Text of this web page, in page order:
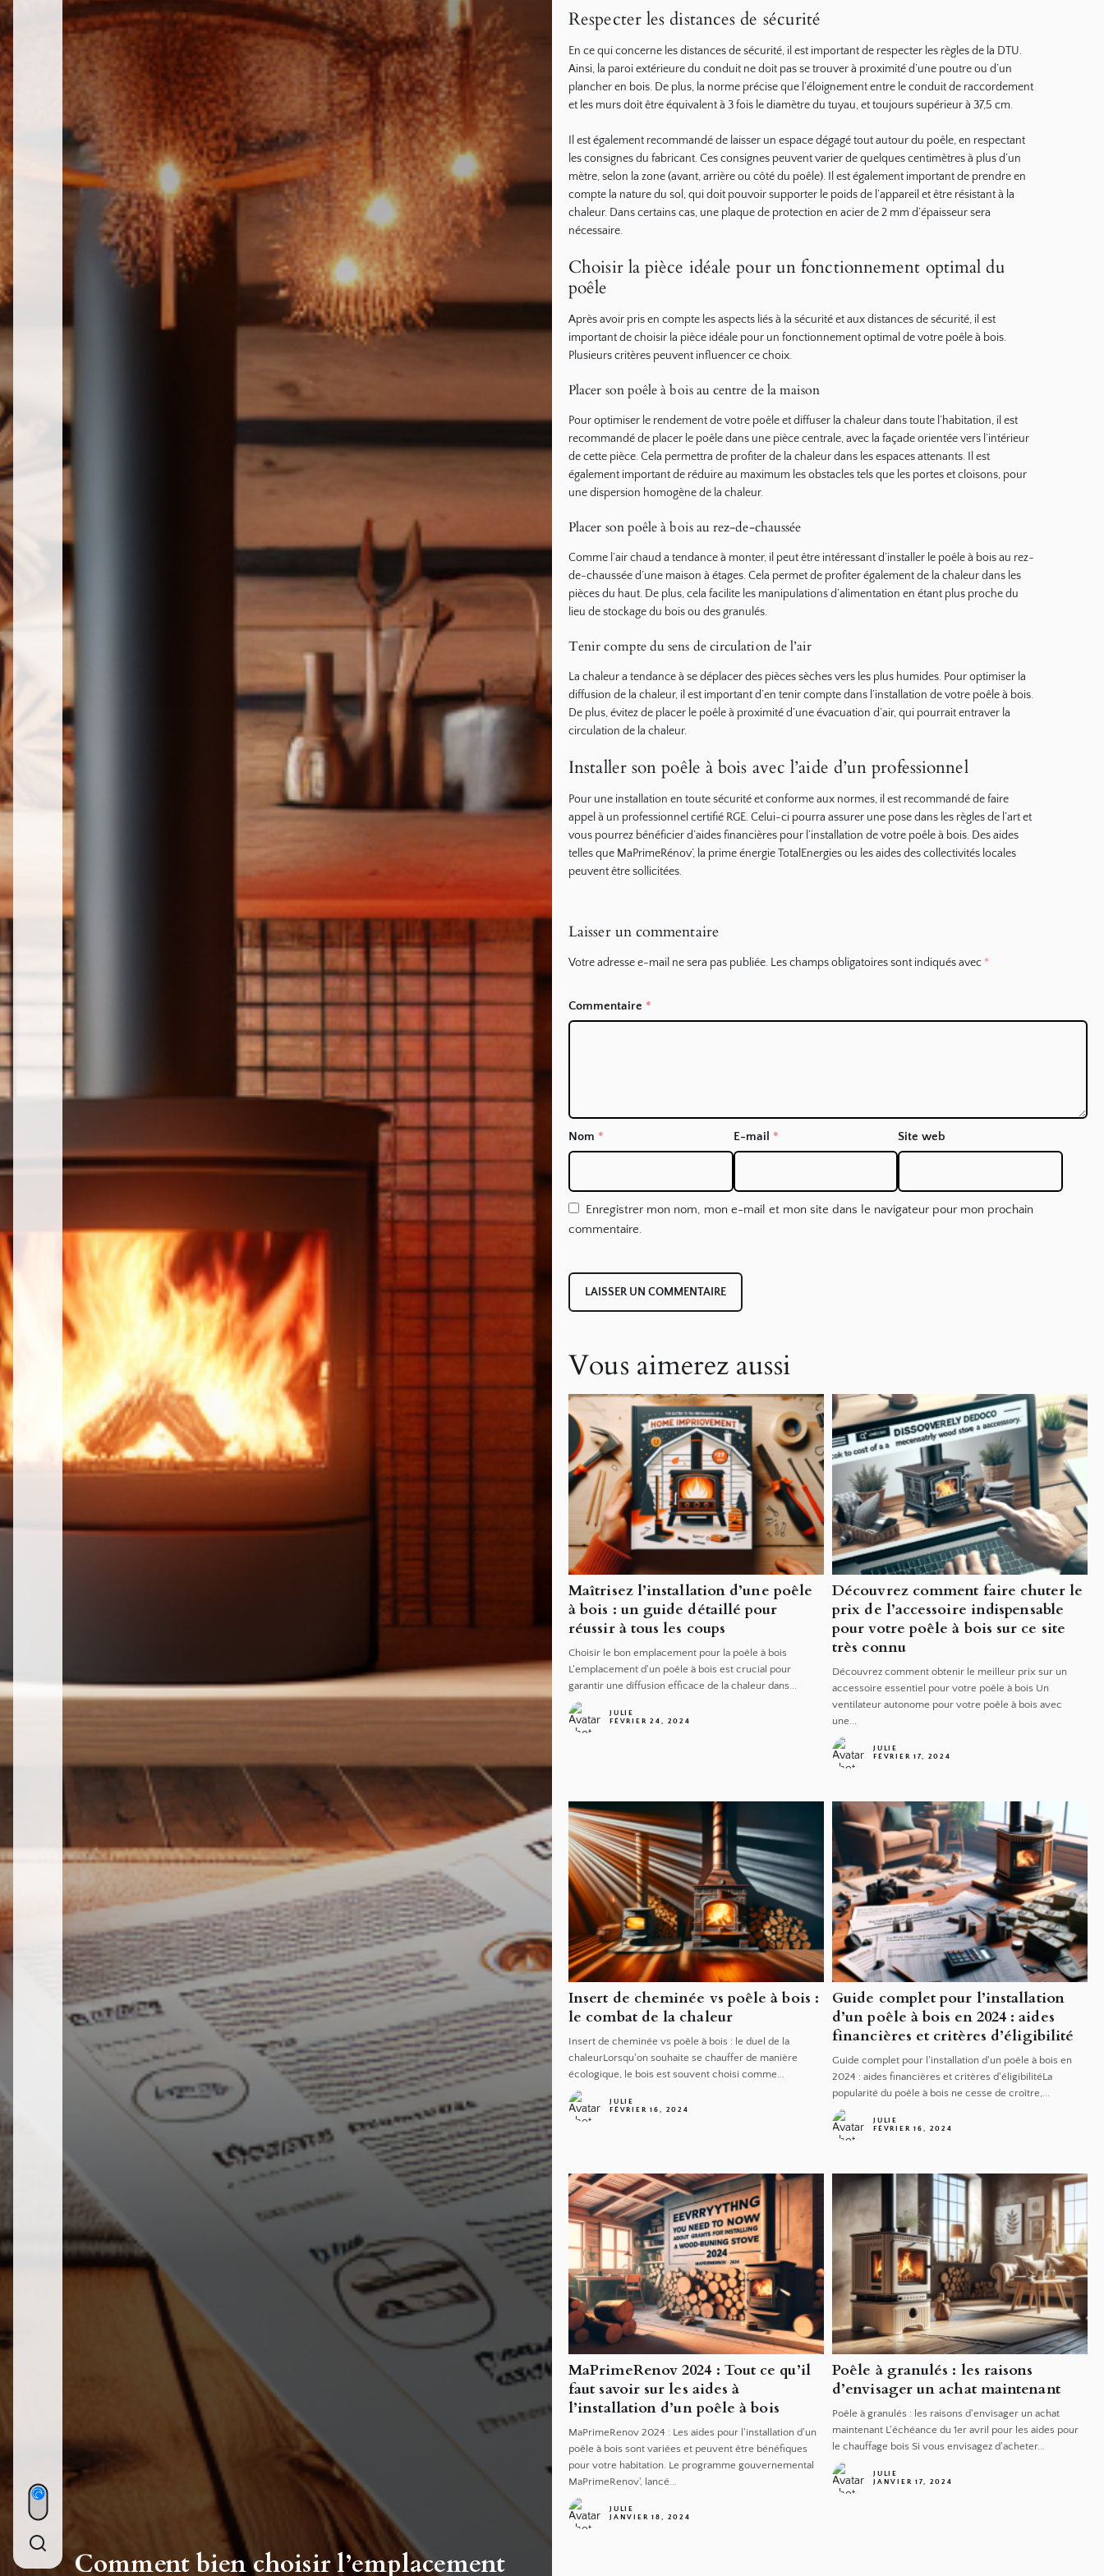
Comment bien choisir l’emplacement
Respecter les distances de sécurité
En ce qui concerne les distances de sécurité, il est important de respecter les règles de la DTU.
Ainsi, la paroi extérieure du conduit ne doit pas se trouver à proximité d’une poutre ou d’un
plancher en bois. De plus, la norme précise que l’éloignement entre le conduit de raccordement
et les murs doit être équivalent à 3 fois le diamètre du tuyau, et toujours supérieur à 37,5 cm.
Il est également recommandé de laisser un espace dégagé tout autour du poêle, en respectant
les consignes du fabricant. Ces consignes peuvent varier de quelques centimètres à plus d’un
mètre, selon la zone (avant, arrière ou côté du poêle). Il est également important de prendre en
compte la nature du sol, qui doit pouvoir supporter le poids de l’appareil et être résistant à la
chaleur. Dans certains cas, une plaque de protection en acier de 2 mm d’épaisseur sera
nécessaire.
Choisir la pièce idéale pour un fonctionnement optimal du
poêle
Après avoir pris en compte les aspects liés à la sécurité et aux distances de sécurité, il est
important de choisir la pièce idéale pour un fonctionnement optimal de votre poêle à bois.
Plusieurs critères peuvent influencer ce choix.
Placer son poêle à bois au centre de la maison
Pour optimiser le rendement de votre poêle et diffuser la chaleur dans toute l’habitation, il est
recommandé de placer le poêle dans une pièce centrale, avec la façade orientée vers l’intérieur
de cette pièce. Cela permettra de profiter de la chaleur dans les espaces attenants. Il est
également important de réduire au maximum les obstacles tels que les portes et cloisons, pour
une dispersion homogène de la chaleur.
Placer son poêle à bois au rez-de-chaussée
Comme l’air chaud a tendance à monter, il peut être intéressant d’installer le poêle à bois au rez-
de-chaussée d’une maison à étages. Cela permet de profiter également de la chaleur dans les
pièces du haut. De plus, cela facilite les manipulations d’alimentation en étant plus proche du
lieu de stockage du bois ou des granulés.
Tenir compte du sens de circulation de l’air
La chaleur a tendance à se déplacer des pièces sèches vers les plus humides. Pour optimiser la
diffusion de la chaleur, il est important d’en tenir compte dans l’installation de votre poêle à bois.
De plus, évitez de placer le poêle à proximité d’une évacuation d’air, qui pourrait entraver la
circulation de la chaleur.
Installer son poêle à bois avec l’aide d’un professionnel
Pour une installation en toute sécurité et conforme aux normes, il est recommandé de faire
appel à un professionnel certifié RGE. Celui-ci pourra assurer une pose dans les règles de l’art et
vous pourrez bénéficier d’aides financières pour l’installation de votre poêle à bois. Des aides
telles que MaPrimeRénov’, la prime énergie TotalEnergies ou les aides des collectivités locales
peuvent être sollicitées.
Laisser un commentaire
Votre adresse e-mail ne sera pas publiée. Les champs obligatoires sont indiqués avec *
Commentaire *
Nom * E-mail * Site web
Enregistrer mon nom, mon e-mail et mon site dans le navigateur pour mon prochain
commentaire.
Vous aimerez aussi
Maîtrisez l’installation d’une poêle
à bois : un guide détaillé pour
réussir à tous les coups
Choisir le bon emplacement pour la poêle à bois
L'emplacement d'un poêle à bois est crucial pour
garantir une diffusion efficace de la chaleur dans...
JULIE
FÉVRIER 24, 2024
Découvrez comment faire chuter le
prix de l’accessoire indispensable
pour votre poêle à bois sur ce site
très connu
Découvrez comment obtenir le meilleur prix sur un
accessoire essentiel pour votre poêle à bois Un
ventilateur autonome pour votre poêle à bois avec
une...
JULIE
FÉVRIER 17, 2024
Insert de cheminée vs poêle à bois :
le combat de la chaleur
Insert de cheminée vs poêle à bois : le duel de la
chaleurLorsqu'on souhaite se chauffer de manière
écologique, le bois est souvent choisi comme...
JULIE
FÉVRIER 16, 2024
Guide complet pour l’installation
d’un poêle à bois en 2024 : aides
financières et critères d’éligibilité
Guide complet pour l'installation d'un poêle à bois en
2024 : aides financières et critères d'éligibilitéLa
popularité du poêle à bois ne cesse de croître,...
JULIE
FÉVRIER 16, 2024
MaPrimeRenov 2024 : Tout ce qu’il
faut savoir sur les aides à
l’installation d’un poêle à bois
MaPrimeRenov 2024 : Les aides pour l'installation d'un
poêle à bois sont variées et peuvent être bénéfiques
pour votre habitation. Le programme gouvernemental
MaPrimeRenov', lancé...
JULIE
JANVIER 18, 2024
Poêle à granulés : les raisons
d’envisager un achat maintenant
Poêle à granulés : les raisons d'envisager un achat
maintenant L'échéance du 1er avril pour les aides pour
le chauffage bois Si vous envisagez d'acheter...
JULIE
JANVIER 17, 2024